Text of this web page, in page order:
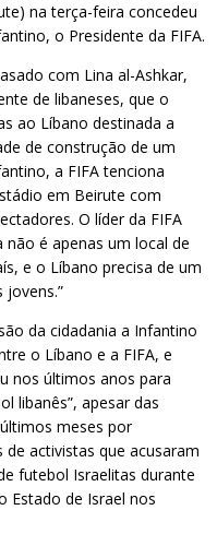
na terça-feira concedeu
o Presidente da FIFA.
com Lina al-Ashkar,
de libaneses, que o
ao Líbano destinada a
de construção de um
a FIFA tenciona
em Beirute com
O líder da FIFA
é apenas um local de
e o Líbano precisa de um
da cidadania a Infantino
o Líbano e a FIFA, e
nos últimos anos para
libanês”, apesar das
meses por
activistas que acusaram
futebol Israelitas durante
Estado de Israel nos